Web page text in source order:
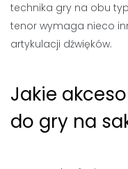
technika gry na obu
tenor wymaga nieco
artykulacji dźwięków.
Jakie
do gry na